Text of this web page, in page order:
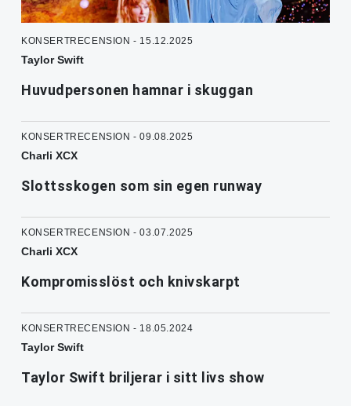
KONSERTRECENSION - 15.12.2025
Taylor Swift
Huvudpersonen hamnar i skuggan
KONSERTRECENSION - 09.08.2025
Charli XCX
Slottsskogen som sin egen runway
KONSERTRECENSION - 03.07.2025
Charli XCX
Kompromisslöst och knivskarpt
KONSERTRECENSION - 18.05.2024
Taylor Swift
Taylor Swift briljerar i sitt livs show